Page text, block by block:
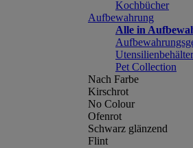
Kochbücher
Aufbewahrung
Alle in
Utensilienbehälter
Pet Collection
Nach Farbe
Kirschrot
No Colour
Ofenrot
Schwarz glänzend
Flint